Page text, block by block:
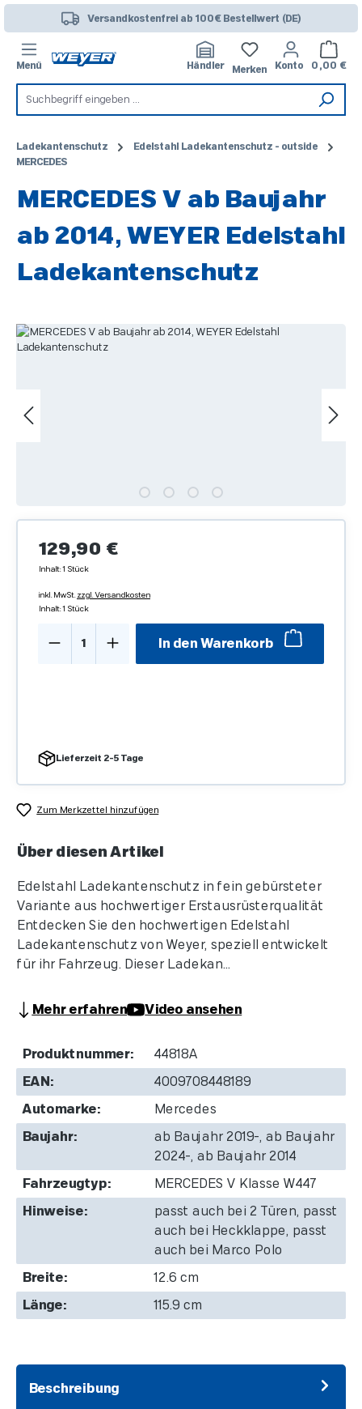
Zum Hauptinhalt springenVersandkostenfrei ab 100€ Bestellwert (DE)
Menü Händler Merken Konto 0,00 €
Ladekantenschutz
Edelstahl Ladekantenschutz - outside
MERCEDES
MERCEDES V ab Baujahr
ab 2014, WEYER Edelstahl
Ladekantenschutz
Bildergalerie überspringen
Regulärer Preis:
129,90 €
Inhalt:1 Stück
inkl. MwSt. zzgl. Versandkosten
Inhalt:1 Stück
Produkt Anzahl: Gib den gewünschten
In den Warenkorb
Lieferzeit 2-5 Tage
Zum Merkzettel hinzufügen
Über diesen Artikel
Edelstahl Ladekantenschutz in fein gebürsteter
Variante aus hochwertiger Erstausrüsterqualität
Entdecken Sie den hochwertigen Edelstahl
Ladekantenschutz von Weyer, speziell entwickelt
für ihr Fahrzeug. Dieser Ladekan...
Mehr erfahren Video ansehen
Produktnummer: 44818A
EAN: 4009708448189
Automarke: Mercedes
Baujahr:
ab Baujahr 2019-, ab Baujahr
2024-, ab Baujahr 2014
Fahrzeugtyp: MERCEDES V Klasse W447
Hinweise:
passt auch bei 2 Türen, passt
auch bei Heckklappe, passt
auch bei Marco Polo
Breite: 12.6 cm
Länge: 115.9 cm
Beschreibung